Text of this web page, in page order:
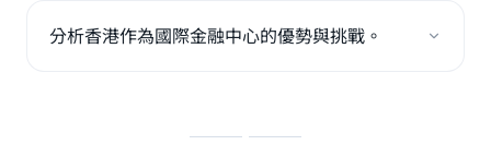
分析香港作為國際金融中心的優勢與挑戰。